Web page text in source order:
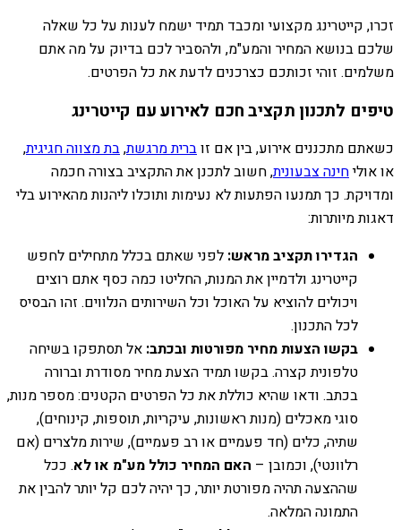
זכרו, קייטרינג מקצועי ומכבד תמיד ישמח לענות על כל שאלה
שלכם בנושא המחיר והמע"מ, ולהסביר לכם בדיוק על מה אתם
משלמים. זוהי זכותכם כצרכנים לדעת את כל הפרטים.
טיפים לתכנון תקציב חכם לאירוע עם קייטרינג
כשאתם מתכננים אירוע, בין אם זוברית מרגשת,בת מצווה חגיגית,
או אוליחינה צבעונית, חשוב לתכנן את התקציב בצורה חכמה
ומדויקת. כך תמנעו הפתעות לא נעימות ותוכלו ליהנות מהאירוע בלי
דאגות מיותרות:
הגדירו תקציב מראש: לפני שאתם בכלל מתחילים לחפש
קייטרינג ולדמיין את המנות, החליטו כמה כסף אתם רוצים
ויכולים להוציא על האוכל וכל השירותים הנלווים. זהו הבסיס
לכל התכנון.
בקשו הצעות מחיר מפורטות ובכתב: אל תסתפקו בשיחה
טלפונית קצרה. בקשו תמיד הצעת מחיר מסודרת וברורה
בכתב. ודאו שהיא כוללת את כל הפרטים הקטנים: מספר מנות,
סוגי מאכלים (מנות ראשונות, עיקריות, תוספות, קינוחים),
שתיה, כלים (חד פעמיים או רב פעמיים), שירות מלצרים (אם
רלוונטי), וכמובן – האם המחיר כולל מע"מ או לא. ככל
שההצעה תהיה מפורטת יותר, כך יהיה לכם קל יותר להבין את
התמונה המלאה.